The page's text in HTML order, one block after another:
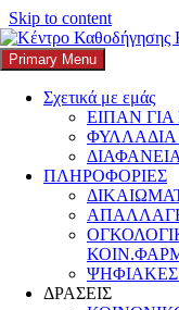
Skip to content
K3
ΚΕΝΤΡΟ
Primary Menu
Σχετικά με εμάς
ΕΙΠΑΝ
ΦΥΛΛΑΔΙΑ
ΔΙΑΦΑΝΕΙΑ
ΠΛΗΡΟΦΟΡΙΕΣ
ΔΡΑΣΕΙΣ
Search
Αναζήτηση για:
ανδρών
Movember:
και η Ανδρική